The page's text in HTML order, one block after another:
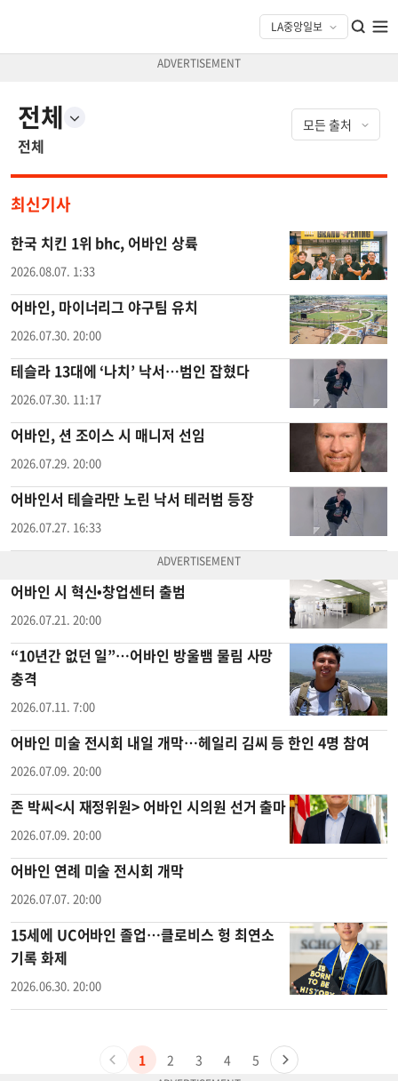
전체
전체
최신기사
한국 치킨 1위 bhc, 어바인 상륙
2026.08.07. 1:33
어바인, 마이너리그 야구팀 유치
2026.07.30. 20:00
테슬라 13대에 ‘나치’ 낙서…범인 잡혔다
2026.07.30. 11:17
어바인, 션 조이스 시 매니저 선임
2026.07.29. 20:00
어바인서 테슬라만 노린 낙서 테러범 등장
2026.07.27. 16:33
어바인 시 혁신•창업센터 출범
2026.07.21. 20:00
“10년간 없던 일”…어바인 방울뱀 물림 사망
충격
2026.07.11. 7:00
어바인 미술 전시회 내일 개막…헤일리 김씨 등 한인 4명 참여
2026.07.09. 20:00
존 박씨<시 재정위원> 어바인 시의원 선거 출마
2026.07.09. 20:00
어바인 연례 미술 전시회 개막
2026.07.07. 20:00
15세에 UC어바인 졸업…클로비스 헝 최연소
기록 화제
2026.06.30. 20:00
1 2 3 4 5